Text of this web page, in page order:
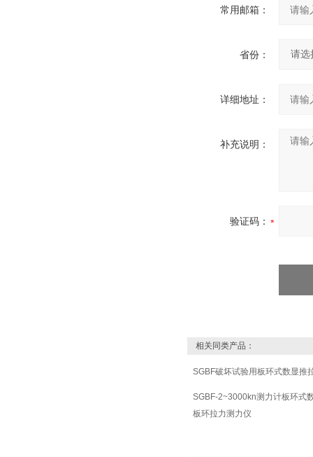
常用邮箱：
省份：
详细地址：
补充说明：
验证码：
相关同类产品：
SGBF破坏试验用板环式数显推
SGBF-2~3000kn测力计板环式
板环拉力测力仪